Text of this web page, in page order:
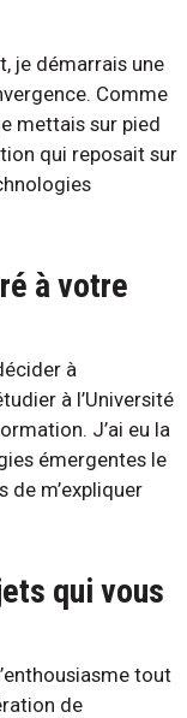
je démarrais une
Comme
mettais sur pied
qui reposait sur
à votre
à
à l’Université
J’ai eu la
émergentes le
de m’expliquer
qui vous
tout
de